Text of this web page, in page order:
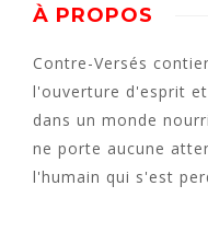
À PROPOS
Contre-Versés
l'ouverture d'esprit
dans un monde
ne porte aucune
l'humain qui s'est